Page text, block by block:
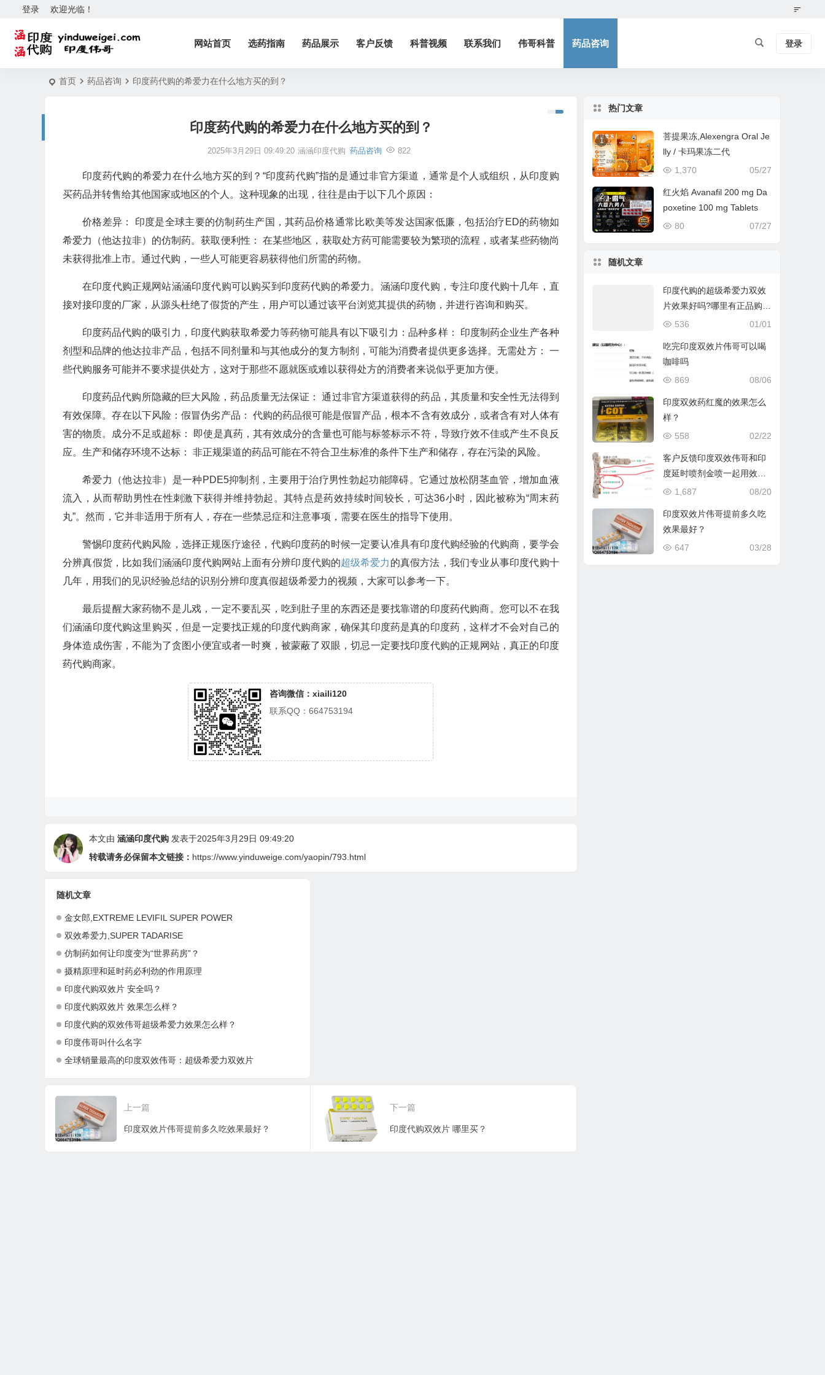
欢迎光临！
登录
网站首页 选药指南 药品展示 客户反馈 科普视频 联系我们 伟哥科普 药品咨询 登录
首页 药品咨询 印度药代购的希爱力在什么地方买的到？
印度药代购的希爱力在什么地方买的到？
2025年3月29日 09:49:20 涵涵印度代购 药品咨询 822
印度药代购的希爱力在什么地方买的到？“印度药代购”指的是通过非官方渠道，通常是个人或组织，从印度购
买药品并转售给其他国家或地区的个人。这种现象的出现，往往是由于以下几个原因：
价格差异： 印度是全球主要的仿制药生产国，其药品价格通常比欧美等发达国家低廉，包括治疗ED的药物如
希爱力（他达拉非）的仿制药。获取便利性： 在某些地区，获取处方药可能需要较为繁琐的流程，或者某些药物尚
未获得批准上市。通过代购，一些人可能更容易获得他们所需的药物。
在印度代购正规网站涵涵印度代购可以购买到印度药代购的希爱力。涵涵印度代购，专注印度代购十几年，直
接对接印度的厂家，从源头杜绝了假货的产生，用户可以通过该平台浏览其提供的药物，并进行咨询和购买。
印度药品代购的吸引力，印度代购获取希爱力等药物可能具有以下吸引力：品种多样： 印度制药企业生产各种
剂型和品牌的他达拉非产品，包括不同剂量和与其他成分的复方制剂，可能为消费者提供更多选择。无需处方： 一
些代购服务可能并不要求提供处方，这对于那些不愿就医或难以获得处方的消费者来说似乎更加方便。
印度药品代购所隐藏的巨大风险，药品质量无法保证： 通过非官方渠道获得的药品，其质量和安全性无法得到
有效保障。存在以下风险：假冒伪劣产品： 代购的药品很可能是假冒产品，根本不含有效成分，或者含有对人体有
害的物质。成分不足或超标： 即使是真药，其有效成分的含量也可能与标签标示不符，导致疗效不佳或产生不良反
应。生产和储存环境不达标： 非正规渠道的药品可能在不符合卫生标准的条件下生产和储存，存在污染的风险。
希爱力（他达拉非）是一种PDE5抑制剂，主要用于治疗男性勃起功能障碍。它通过放松阴茎血管，增加血液
流入，从而帮助男性在性刺激下获得并维持勃起。其特点是药效持续时间较长，可达36小时，因此被称为“周末药
丸”。然而，它并非适用于所有人，存在一些禁忌症和注意事项，需要在医生的指导下使用。
警惕印度药代购风险，选择正规医疗途径，代购印度药的时候一定要认准具有印度代购经验的代购商，要学会
分辨真假货，比如我们涵涵印度代购网站上面有分辨印度代购的超级希爱力 的真假方法，我们专业从事印度代购十
几年，用我们的见识经验总结的识别分辨印度真假超级希爱力的视频，大家可以参考一下。
最后提醒大家药物不是儿戏，一定不要乱买，吃到肚子里的东西还是要找靠谱的印度药代购商。您可以不在我
们涵涵印度代购这里购买，但是一定要找正规的印度代购商家，确保其印度药是真的印度药，这样才不会对自己的
身体造成伤害，不能为了贪图小便宜或者一时爽，被蒙蔽了双眼，切忌一定要找印度代购的正规网站，真正的印度
药代购商家。
咨询微信：xiaili120
联系QQ：664753194
本文由 涵涵印度代购 发表于2025年3月29日 09:49:20
转载请务必保留本文链接： https://www.yinduweige.com/yaopin/793.html
随机文章
金女郎,EXTREME LEVIFIL SUPER POWER
双效希爱力,SUPER TADARISE
仿制药如何让印度变为“世界药房”？
摄精原理和延时药必利劲的作用原理
印度代购双效片 安全吗？
印度代购双效片 效果怎么样？
印度代购的双效伟哥超级希爱力效果怎么样？
印度伟哥叫什么名字
全球销量最高的印度双效伟哥：超级希爱力双效片
上一篇
印度双效片伟哥提前多久吃效果最好？
下一篇
印度代购双效片 哪里买？
热门文章
1
菩提果冻,Alexengra Oral Je
lly / 卡玛果冻二代
05/27
1,370
2
红火焰 Avanafil 200 mg Da
poxetine 100 mg Tablets
07/27
80
随机文章
印度代购的超级希爱力双效
片效果好吗?哪里有正品购买
渠道?
01/01
536
吃完印度双效片伟哥可以喝
咖啡吗
08/06
869
印度双效药红魔的效果怎么
样？
02/22
558
客户反馈印度双效伟哥和印
度延时喷剂金喷一起用效果
无敌
08/20
1,687
印度双效片伟哥提前多久吃
效果最好？
03/28
647